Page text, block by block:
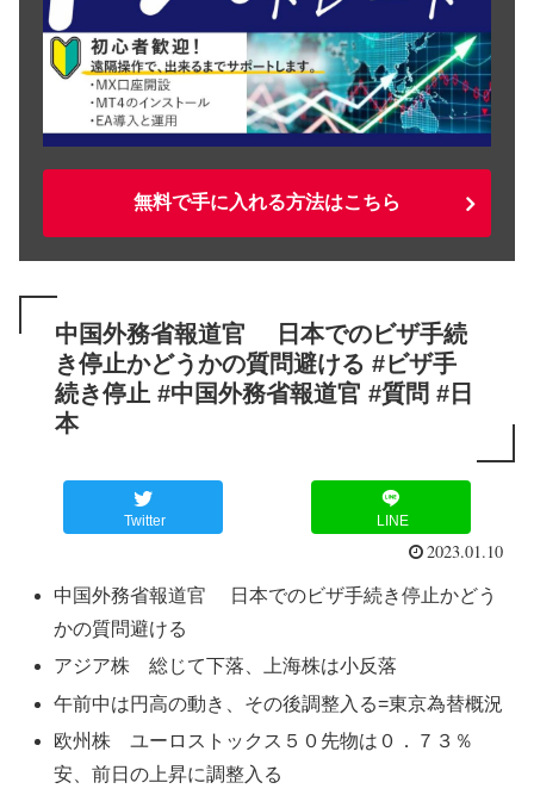
無料で手に入れる方法はこちら
中国外務省報道官 日本でのビザ手続
き停止かどうかの質問避ける #ビザ手
続き停止 #中国外務省報道官 #質問 #日
本
Twitter LINE
2023.01.10
中国外務省報道官 日本でのビザ手続き停止かどう
かの質問避ける
アジア株 総じて下落、上海株は小反落
午前中は円高の動き、その後調整入る=東京為替概況
欧州株 ユーロストックス５０先物は０．７３％
安、前日の上昇に調整入る